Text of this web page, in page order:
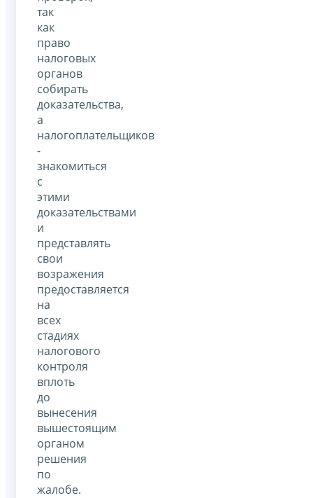
так
как
право
налоговых
органов
собирать
доказательства,
а
налогоплательщиков
-
знакомиться
с
этими
доказательствами
и
представлять
свои
возражения
предоставляется
на
всех
стадиях
налогового
контроля
вплоть
до
вынесения
вышестоящим
органом
решения
по
жалобе.